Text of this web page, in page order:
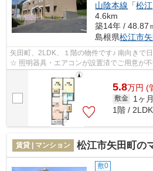
山陰本線 「松江
4.6km
築14年 / 48.87
島根県松江市
矢田町、2LDK、１階の物件です♪ 南向きで
☆ 照明器具・エアコンが設置済でご用意が
5.8万円 (
敷金 1ヶ月
1階 /
賃貸 | マンション 松江市矢田町の
敷0